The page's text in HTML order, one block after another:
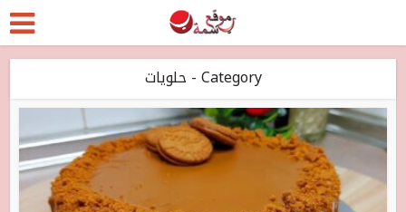
Category - حلويات